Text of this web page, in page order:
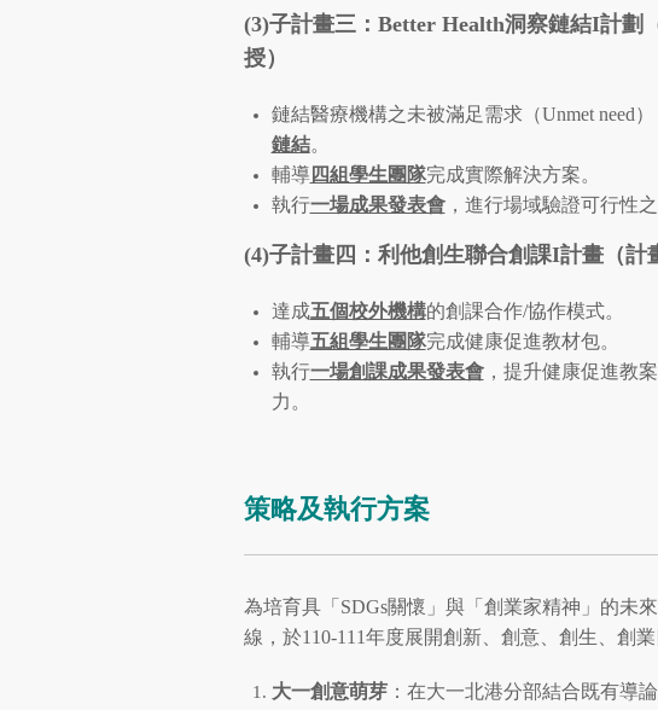
(3)子計畫三： Better Health洞察鏈結I計劃
授）
鏈結醫療機構之未被滿足需求（Unmet need
鏈結。
輔導四組學生團隊完成實際解決方案。
執行一場成果發表會，進行場域驗證可行性之
(4)子計畫四：利他創生聯合創課I計畫（計
達成五個校外機構的創課合作/協作模式。
輔導五組學生團隊完成健康促進教材包。
執行一場創課成果發表會，提升健康促進教
力。
策略及執行方案
為培育具「SDGs關懷」與「創業家精神」的未
線，於110-111年度展開創新、創意、創生、創
大一創意萌芽：在大一北港分部結合既有導